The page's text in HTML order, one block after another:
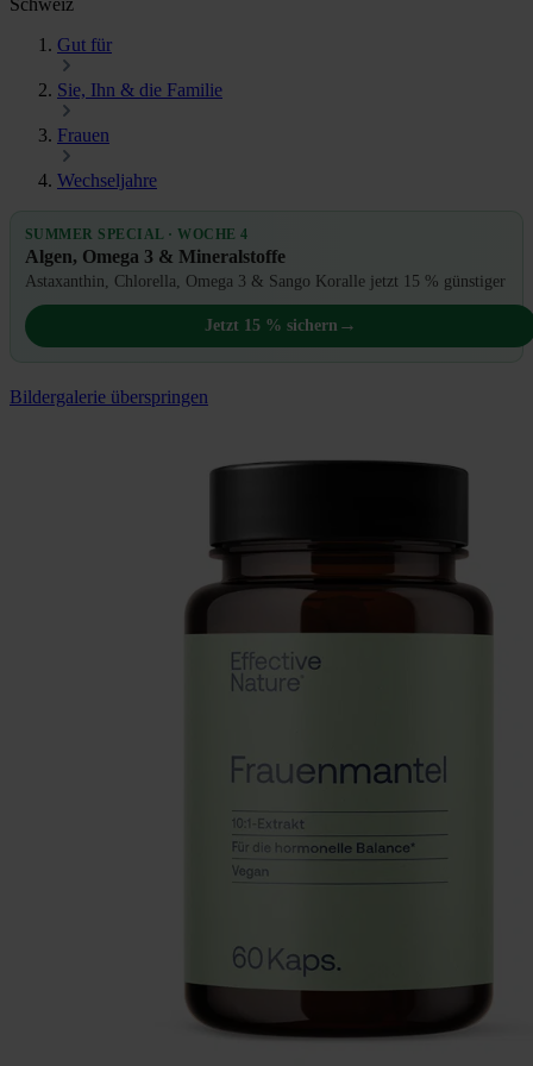
Schweiz
Gut für
Sie, Ihn & die Familie
Frauen
Wechseljahre
SUMMER SPECIAL · WOCHE 4
Algen, Omega 3 & Mineralstoffe
Astaxanthin, Chlorella, Omega 3 & Sango Koralle jetzt 15 % günstiger
Jetzt 15 % sichern →
Bildergalerie überspringen